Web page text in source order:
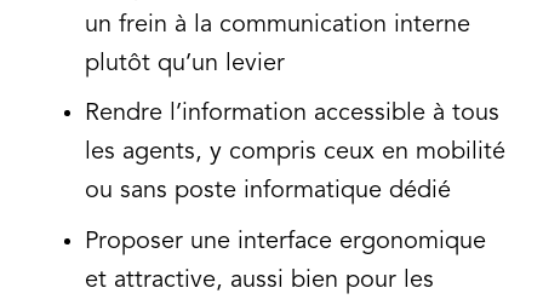
un frein à la communication interne
plutôt qu’un levier
Rendre l’information accessible à tous
les agents, y compris ceux en mobilité
ou sans poste informatique dédié
Proposer une interface ergonomique
et attractive, aussi bien pour les